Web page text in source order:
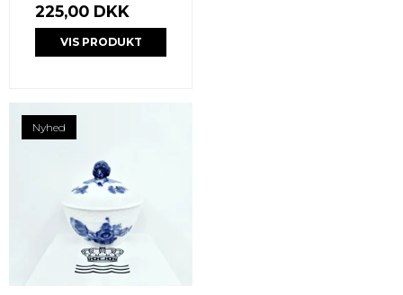
225,00 DKK
VIS PRODUKT
Nyhed